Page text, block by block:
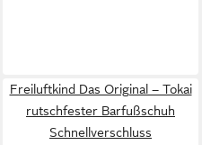
Freiluftkind Das Original – Tokai
rutschfester Barfußschuh
Schnellverschluss